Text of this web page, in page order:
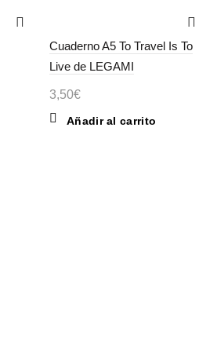
Cuaderno A5 To Travel Is To
Live de LEGAMI
3,50€
Añadir al carrito